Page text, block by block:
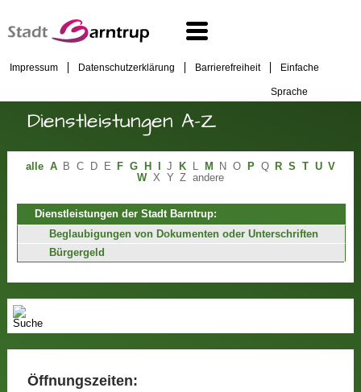
Impressum Datenschutzerklärung Barrierefreiheit Einfache
Sprache
Dienstleistungen A-Z
alle A B C D E F G H J K L M N O P Q R S T U V
W X Y Z andere
Dienstleistungen der Stadt Barntrup:
Beglaubigungen von Dokumenten oder Unterschriften
Bürgergeld
Öffnungszeiten: